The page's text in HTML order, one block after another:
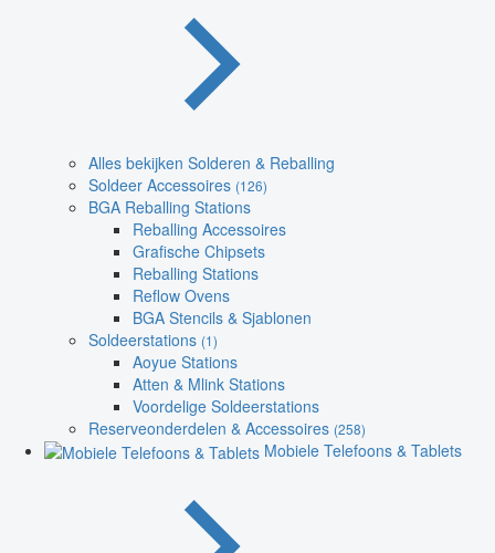
Alles bekijken Solderen & Reballing
Soldeer Accessoires (126)
BGA Reballing Stations
Reballing Accessoires
Grafische Chipsets
Reballing Stations
Reflow Ovens
BGA Stencils & Sjablonen
Soldeerstations (1)
Aoyue Stations
Atten & Mlink Stations
Voordelige Soldeerstations
Reserveonderdelen & Accessoires (258)
Mobiele Telefoons & Tablets